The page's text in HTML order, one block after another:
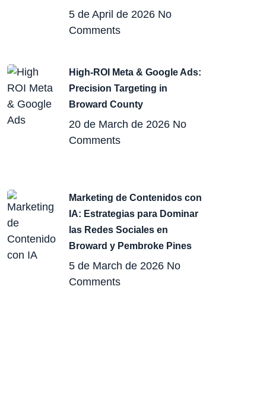
5 de April de 2026 No
Comments
High-ROI Meta & Google Ads:
Precision Targeting in
Broward County
20 de March de 2026 No
Comments
Marketing de Contenidos con
IA: Estrategias para Dominar
las Redes Sociales en
Broward y Pembroke Pines
5 de March de 2026 No
Comments